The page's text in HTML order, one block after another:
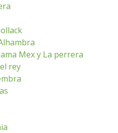
Mex y La perrera
rey